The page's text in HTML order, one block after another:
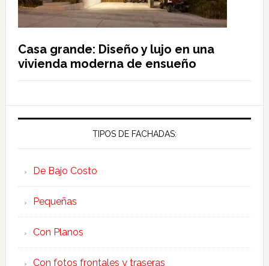
Casa grande: Diseño y lujo en una
vivienda moderna de ensueño
TIPOS DE FACHADAS:
De Bajo Costo
Pequeñas
Con Planos
Con fotos frontales y traseras